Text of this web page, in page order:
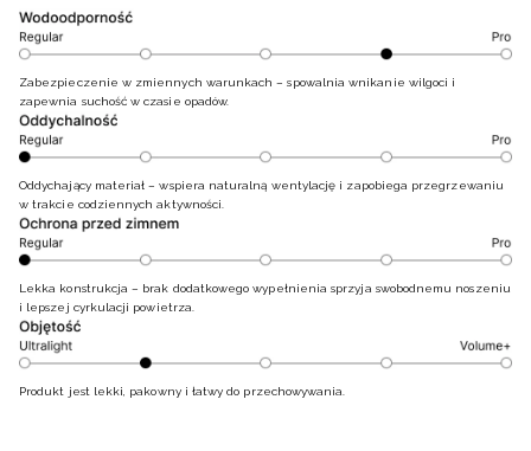
Zabezpieczenie w zmiennych warunkach – spowalnia wnikanie wilgoci i
zapewnia suchość w czasie opadów.
Oddychający materiał – wspiera naturalną wentylację i zapobiega przegrzewaniu
w trakcie codziennych aktywności.
Lekka konstrukcja – brak dodatkowego wypełnienia sprzyja swobodnemu noszeniu
i lepszej cyrkulacji powietrza.
Produkt jest lekki, pakowny i łatwy do przechowywania.